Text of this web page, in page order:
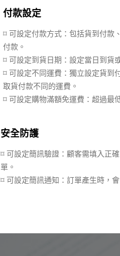
付款設定
⌑ 可設定付款方式：包括貨到付款
付款。
⌑ 可設定到貨日期：設定當日到貨
⌑ 可設定不同運費：獨立設定貨到
取貨付款不同的運費。
⌑ 可設定購物滿額免運費：超過最
安全防護
⌑ 可設定簡訊驗證：顧客需填入正
單。
⌑ 可設定簡訊通知：訂單產生時，